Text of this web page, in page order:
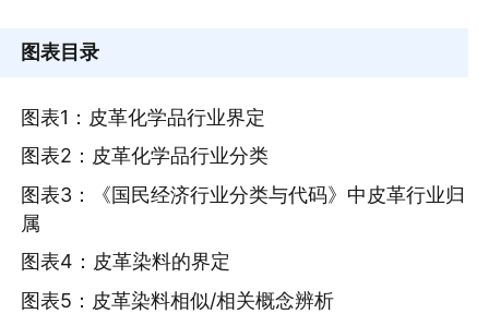
图表目录
图表1：皮革化学品行业界定
图表2：皮革化学品行业分类
图表3：《国民经济行业分类与代码》中皮革行业归
属
图表4：皮革染料的界定
图表5：皮革染料相似/相关概念辨析